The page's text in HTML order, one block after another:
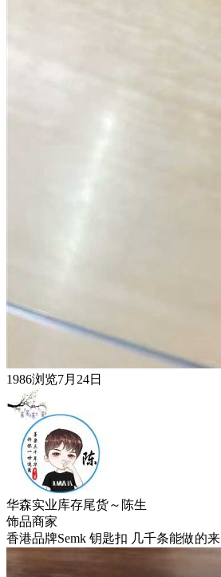
1986浏览7月24日
华森实业库存尾货～陈生
饰品商家
香港品牌Semk 钥匙扣 几千条 ​能做的来